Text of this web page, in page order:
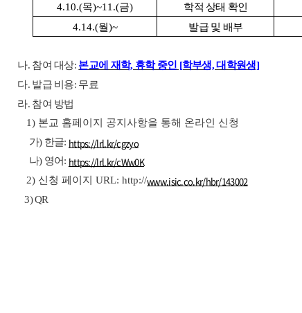
4.10.(목)~11.(금) 학적 상태 확인
4.14.(월)~ 발급 및 배부
나. 참여 대상: 본교에 재학, 휴학 중인 [학부생, 대학원생]
다. 발급 비용: 무료
라. 참여 방법
1) 본교 홈페이지 공지사항을 통해 온라인 신청
가) 한글: https://lrl.kr/cgzyo
나) 영어: https://lrl.kr/cWw0K
2) 신청 페이지 URL: http://www.isic.co.kr/hbr/143002
3) QR